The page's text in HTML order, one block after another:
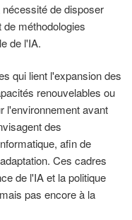
de disposer
méthodologies
de l'IA.
qui lient l'expansion des
renouvelables ou
l'environnement avant
des
afin de
Ces cadres
de l'IA et la politique
pas encore à la